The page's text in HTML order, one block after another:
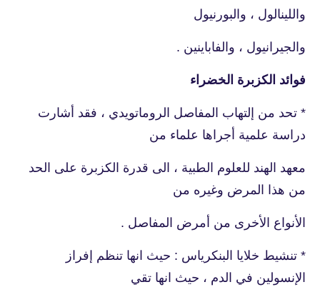
واللينالول ، والبورنيول
والجيرانيول ، والفاباينين .
فوائد الكزبرة الخضراء
* تحد من إلتهاب المفاصل الروماتويدي ، فقد أشارت
دراسة علمية أجراها علماء من
معهد الهند للعلوم الطبية ، الى قدرة الكزبرة على الحد
من هذا المرض وغيره من
الأنواع الأخرى من أمرض المفاصل .
* تنشيط خلايا البنكرياس : حيث انها تنظم إفراز
الإنسولين في الدم ، حيث انها تقي